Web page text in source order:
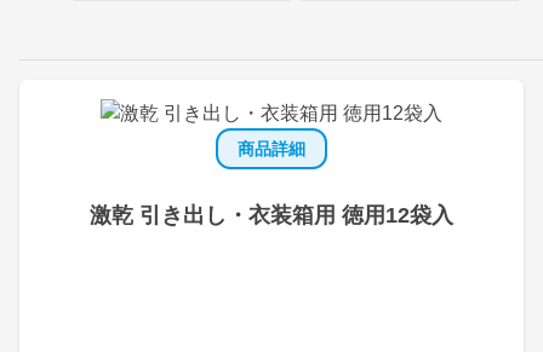
商品詳細
激乾 引き出し・衣装箱用 徳用12袋入